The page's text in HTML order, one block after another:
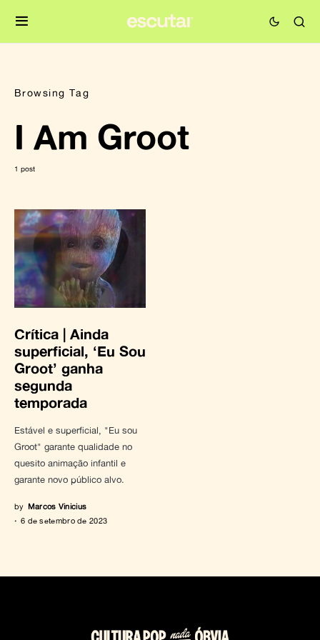
Browsing Tag
I Am Groot
1 post
Crítica | Ainda
superficial, ‘Eu Sou
Groot’ ganha
segunda
temporada
Estável e superficial, "Eu sou
Groot" garante qualidade no
quesito animação infantil e
garante novo público alvo.
by Marcos Vinicius
6 de setembro de 2023